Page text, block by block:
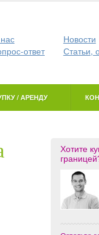
Новости
ответ
Статьи,
/ АРЕНДУ
Хотите